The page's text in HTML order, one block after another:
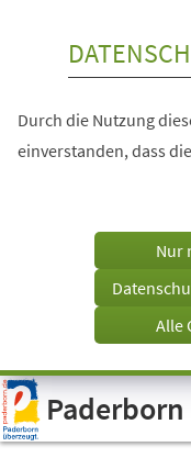
Visuelle
Assistenzsoftware
öffnen.
Durch die Nutzung
einverstanden, dass
Nur
Alle
Paderborn